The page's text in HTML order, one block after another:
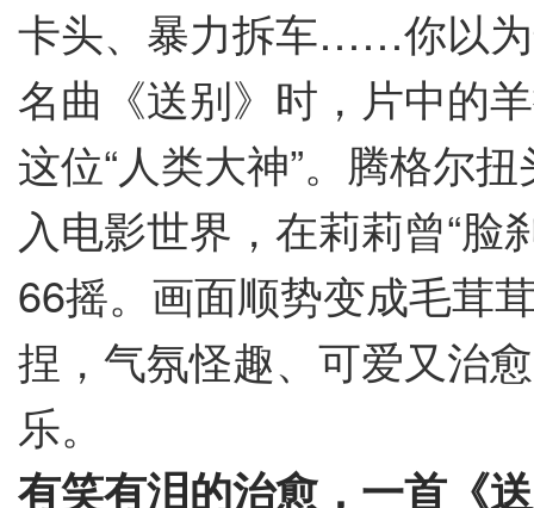
卡头、暴力拆车……你以为
名曲《送别》时，片中的
这位“人类大神”。腾格尔
入电影世界，在莉莉曾“
66摇。画面顺势变成毛茸
捏，气氛怪趣、可爱又治
乐。
有笑有泪的治愈，一首《